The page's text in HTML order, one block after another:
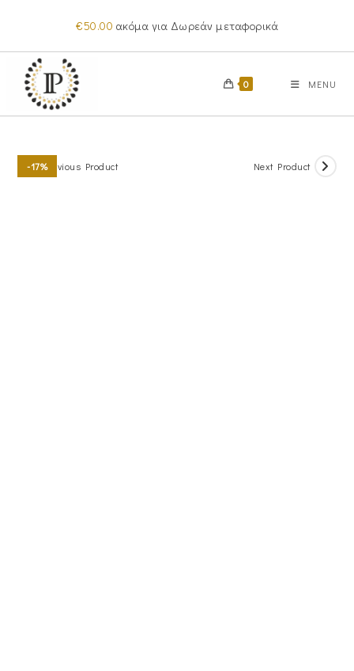
content
€50.00 ακόμα για Δωρεάν μεταφορικά
0 MENU
-17%Previous Product Next Product